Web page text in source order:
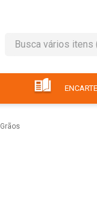
Busca vários itens
Grãos
leite
3